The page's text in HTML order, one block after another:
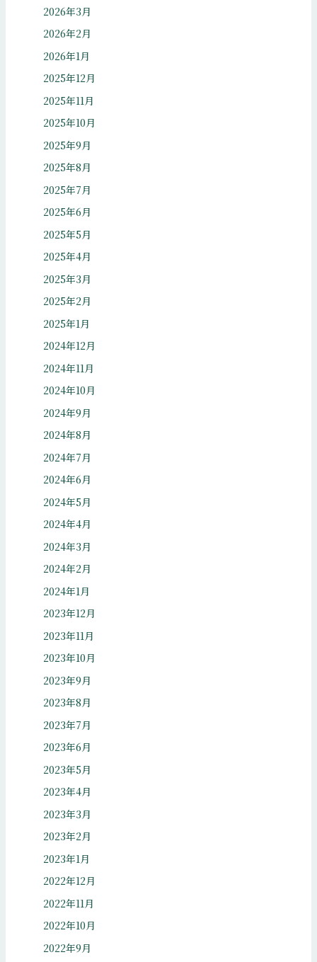
2026年3月
2026年2月
2026年1月
2025年12月
2025年11月
2025年10月
2025年9月
2025年8月
2025年7月
2025年6月
2025年5月
2025年4月
2025年3月
2025年2月
2025年1月
2024年12月
2024年11月
2024年10月
2024年9月
2024年8月
2024年7月
2024年6月
2024年5月
2024年4月
2024年3月
2024年2月
2024年1月
2023年12月
2023年11月
2023年10月
2023年9月
2023年8月
2023年7月
2023年6月
2023年5月
2023年4月
2023年3月
2023年2月
2023年1月
2022年12月
2022年11月
2022年10月
2022年9月